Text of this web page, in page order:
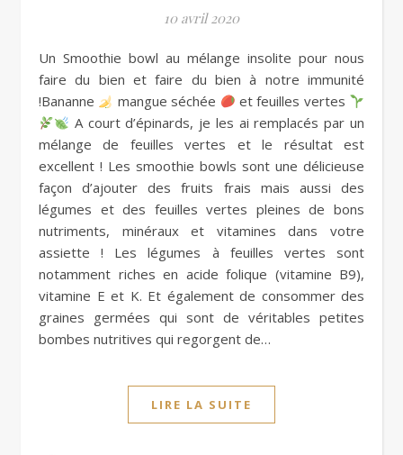
10 avril 2020
Un Smoothie bowl au mélange insolite pour nous
faire du bien et faire du bien à notre immunité
!Bananne
mangue séchée
et feuilles vertes
A court d’épinards, je les ai remplacés par un
mélange de feuilles vertes et le résultat est
excellent ! Les smoothie bowls sont une délicieuse
façon d’ajouter des fruits frais mais aussi des
légumes et des feuilles vertes pleines de bons
nutriments, minéraux et vitamines dans votre
assiette ! Les légumes à feuilles vertes sont
notamment riches en acide folique (vitamine B9),
vitamine E et K. Et également de consommer des
graines germées qui sont de véritables petites
bombes nutritives qui regorgent de…
LIRE LA SUITE